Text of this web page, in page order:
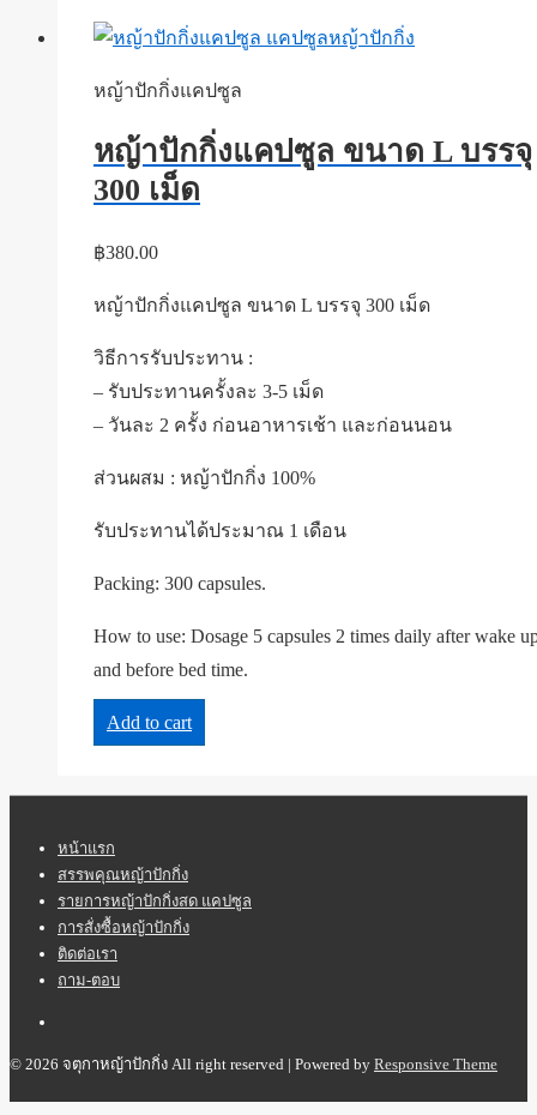
หญ้าปักกิ่งแคปซูล
หญ้าปักกิ่งแคปซูล ขนาด L บรรจุ
300 เม็ด
฿380.00
หญ้าปักกิ่งแคปซูล ขนาด L บรรจุ 300 เม็ด
วิธีการรับประทาน :
– รับประทานครั้งละ 3-5 เม็ด
– วันละ 2 ครั้ง ก่อนอาหารเช้า และก่อนนอน
ส่วนผสม : หญ้าปักกิ่ง 100%
รับประทานได้ประมาณ 1 เดือน
Packing: 300 capsules.
How to use: Dosage 5 capsules 2 times daily after wake
and before bed time.
Add to cart
Footer
Menu
หน้าแรก
สรรพคุณหญ้าปักกิ่ง
รายการหญ้าปักกิ่งสด แคปซูล
การสั่งซื้อหญ้าปักกิ่ง
ติดต่อเรา
ถาม-ตอบ
© 2026 จตุกาหญ้าปักกิ่ง All right reserved | Powered by Responsive Theme